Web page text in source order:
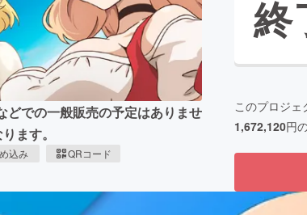
CAMPFIREふるさと納税machi-yaコミュニティ
どでの一般販売の予定はありませ
ます。
込み QRコード
終
このプロジェ
1,672,120円